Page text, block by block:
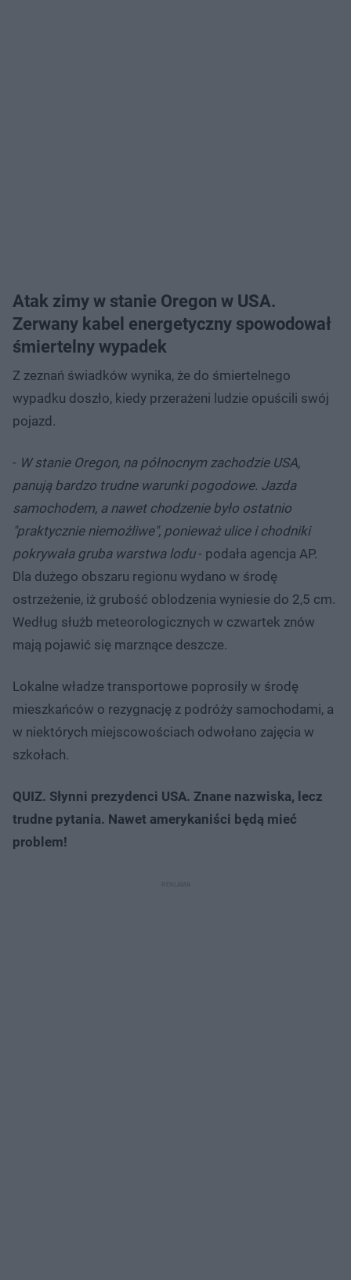
Atak zimy w stanie Oregon w USA.
Zerwany kabel energetyczny spowodował
śmiertelny wypadek
Z zeznań świadków wynika, że do śmiertelnego
wypadku doszło, kiedy przerażeni ludzie opuścili swój
pojazd.
- W stanie Oregon, na północnym zachodzie USA,
panują bardzo trudne warunki pogodowe. Jazda
samochodem, a nawet chodzenie było ostatnio
"praktycznie niemożliwe", ponieważ ulice i chodniki
pokrywała gruba warstwa lodu- podała agencja AP.
Dla dużego obszaru regionu wydano w środę
ostrzeżenie, iż grubość oblodzenia wyniesie do 2,5 cm.
Według służb meteorologicznych w czwartek znów
mają pojawić się marznące deszcze.
Lokalne władze transportowe poprosiły w środę
mieszkańców o rezygnację z podróży samochodami, a
w niektórych miejscowościach odwołano zajęcia w
szkołach.
QUIZ. Słynni prezydenci USA. Znane nazwiska, lecz
trudne pytania. Nawet amerykaniści będą mieć
problem!